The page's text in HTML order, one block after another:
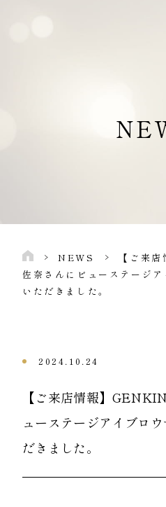
NEWS
【ご来
佐奈さんにビューステージ
いただきました。
2024.10.24
【ご来店情報】
ューステージアイブロ
だきました。